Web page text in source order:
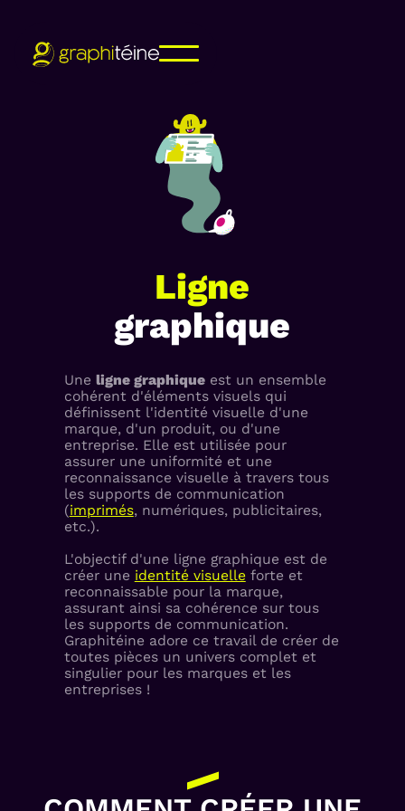
Ligne
graphique
Une ligne graphiqueest un ensemble
cohérent d'éléments visuels qui
définissent l'identité visuelle d'une
marque, d'un produit, ou d'une
entreprise. Elle est utilisée pour
assurer une uniformité et une
reconnaissance visuelle à travers tous
les supports de communication
(imprimés, numériques, publicitaires,
etc.).
L'objectif d'une ligne graphique est de
créer une identité visuelleforte et
reconnaissable pour la marque,
assurant ainsi sa cohérence sur tous
les supports de communication.
Graphitéine adore ce travail de créer de
toutes pièces un univers complet et
singulier pour les marques et les
entreprises !